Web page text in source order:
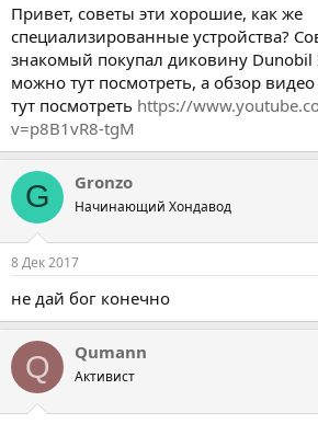
Привет, советы эти хорошие, как же
специализированные устройства?
знакомый покупал диковину
можно тут посмотреть, а обзор
тут посмотреть https://
v=p8B1vR8-tgM
G Gronzo
Начинающий Хондавод
8 Дек 2017
не дай бог конечно
Q Qumann
Активист